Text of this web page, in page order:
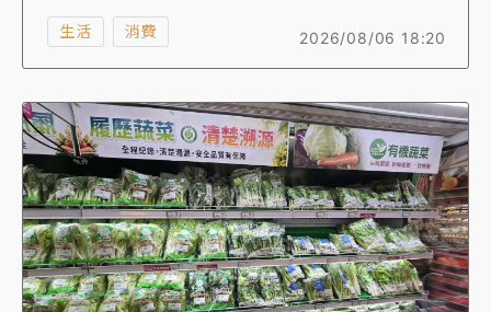
收益結構呈現正面成長。較低報酬區間指標的外
送合作夥伴，其外送服務期間每小時報酬增加約
18.2%；而較高報酬區間指標的外送合作夥伴，
Uber Eats表示，外送專法上路迄今，整體訂單
量未見顯著增減，市場需求大致維持穩定。
2026/08/06 18:20
生活 消費